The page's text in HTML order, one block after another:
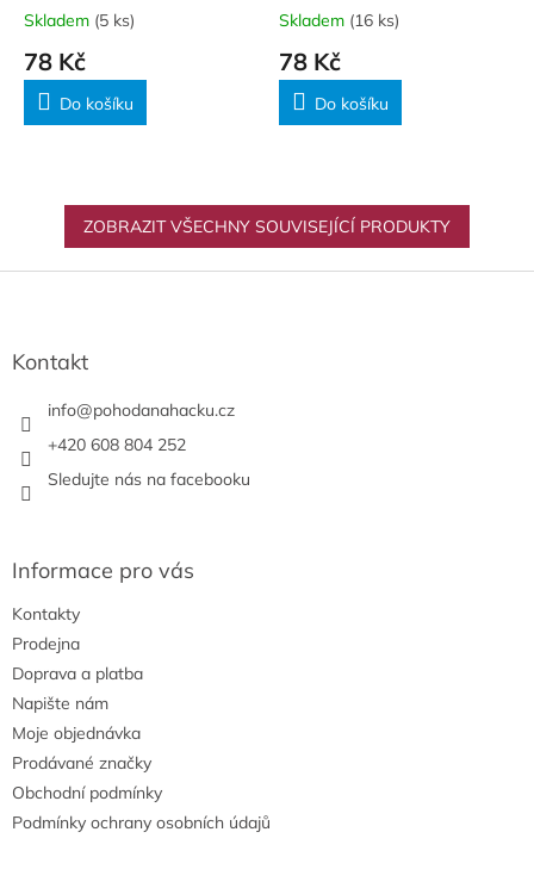
Skladem (5 ks)
78 Kč
Do košíku
Skladem (16 ks)
78 Kč
Do košíku
ZOBRAZIT VŠECHNY SOUVISEJÍCÍ PRODUKTY
Kontakt
info@pohodanahacku.cz
+420 608 804 252
Sledujte nás na facebooku
Informace pro vás
Kontakty
Prodejna
Doprava a platba
Napište nám
Moje objednávka
Prodávané značky
Obchodní podmínky
Podmínky ochrany osobních údajů